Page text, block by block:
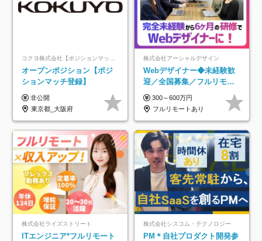
コクヨ株式会社【ポジションマッチ登録】
オープンポジション【ポジ
ションマッチ登録】
非公開
東京都_大阪府
株式会社アーシャルデザイン
Webデザイナー◆未経験歓
迎／全国募集／フルリモー
ト／最大6ヵ月の実践型研修
／月給25万円以上
300～600万円
フルリモートあり
株式会社ライズストリート
ITエンジニア*フルリモート
株式会社シスコム・テクノロジー
PM＊自社プロダクト開発参